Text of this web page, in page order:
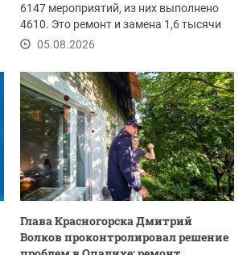
6147 мероприятий, из них выполнено
4610. Это ремонт и замена 1,6 тысячи
погонных...
05.08.2026
Глава Красногорска Дмитрий
Волков проконтролировал решение